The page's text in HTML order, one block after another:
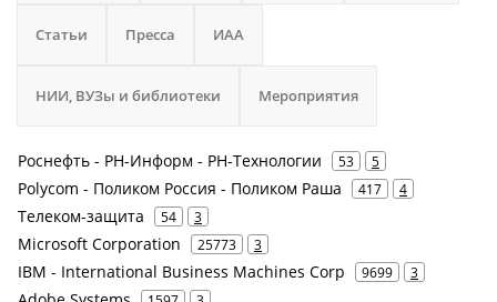
Статьи Пресса ИАА
НИИ, ВУЗы и библиотеки Мероприятия
Роснефть - РН-Информ - РН-Технологии 53 5
Polycom - Поликом Россия - Поликом Раша 417 4
Телеком-защита 54 3
Microsoft Corporation 25773 3
IBM - International Business Machines Corp 9699 3